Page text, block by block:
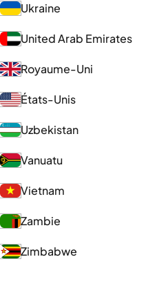
Ukraine
United Arab Emirates
Royaume-Uni
États-Unis
Uzbekistan
Vanuatu
Vietnam
Zambie
Zimbabwe